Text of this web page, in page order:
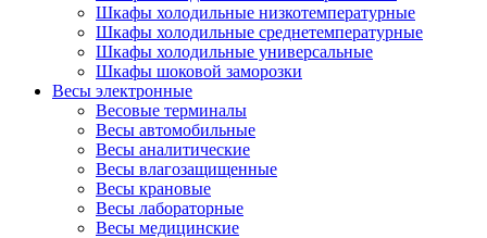
Шкафы холодильные низкотемпературные
Шкафы холодильные среднетемпературные
Шкафы холодильные универсальные
Шкафы шоковой заморозки
Весы электронные
Весовые терминалы
Весы автомобильные
Весы аналитические
Весы влагозащищенные
Весы крановые
Весы лабораторные
Весы медицинские